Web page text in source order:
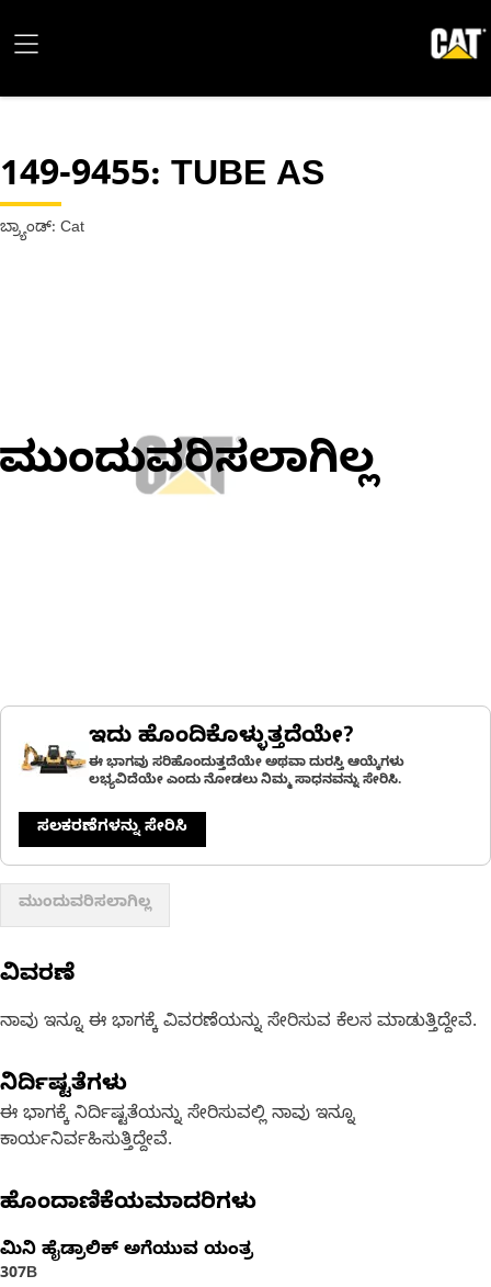
149-9455: TUBE AS
ಬ್ರ್ಯಾಂಡ್: Cat
ಮುಂದುವರಿಸಲಾಗಿಲ್ಲ
ಇದು ಹೊಂದಿಕೊಳ್ಳುತ್ತದೆಯೇ?
ಈ ಭಾಗವು ಸರಿಹೊಂದುತ್ತದೆಯೇ ಅಥವಾ ದುರಸ್ತಿ ಆಯ್ಕೆಗಳು
ಲಭ್ಯವಿದೆಯೇ ಎಂದು ನೋಡಲು ನಿಮ್ಮ ಸಾಧನವನ್ನು ಸೇರಿಸಿ.
ಸಲಕರಣೆಗಳನ್ನು ಸೇರಿಸಿ
ಮುಂದುವರಿಸಲಾಗಿಲ್ಲ
ವಿವರಣೆ
ನಾವು ಇನ್ನೂ ಈ ಭಾಗಕ್ಕೆ ವಿವರಣೆಯನ್ನು ಸೇರಿಸುವ ಕೆಲಸ ಮಾಡುತ್ತಿದ್ದೇವೆ.
ನಿರ್ದಿಷ್ಟತೆಗಳು
ಈ ಭಾಗಕ್ಕೆ ನಿರ್ದಿಷ್ಟತೆಯನ್ನು ಸೇರಿಸುವಲ್ಲಿ ನಾವು ಇನ್ನೂ
ಕಾರ್ಯನಿರ್ವಹಿಸುತ್ತಿದ್ದೇವೆ.
ಹೊಂದಾಣಿಕೆಯಮಾದರಿಗಳು
ಮಿನಿ ಹೈಡ್ರಾಲಿಕ್‌ ಅಗೆಯುವ ಯಂತ್ರ
307B